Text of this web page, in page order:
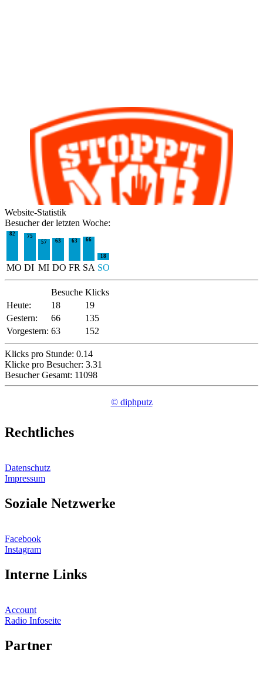
Website-Statistik
Besucher der letzten Woche:
82
75
57
63 63 66
18
MO DI MI DO FR SA SO
Besuche Klicks
Heute:
18
19
Gestern:
66
135
Vorgestern: 63 152
Klicks pro Stunde: 0.14
Klicke pro Besucher: 3.31
Besucher Gesamt: 11098
© diphputz
Rechtliches
Datenschutz
Impressum
Soziale Netzwerke
Facebook
Instagram
Interne Links
Account
Radio Infoseite
Partner